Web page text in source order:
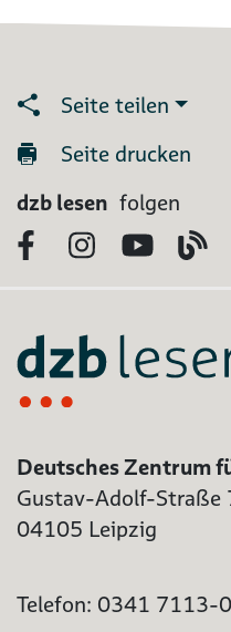
Seite teilen
Seite drucken
dzb lesen folgen
FacebookInstagram
YouTube
Deutsches Zentrum
Gustav-Adolf-Straße
04105 Leipzig
Telefon: 0341 7113-0